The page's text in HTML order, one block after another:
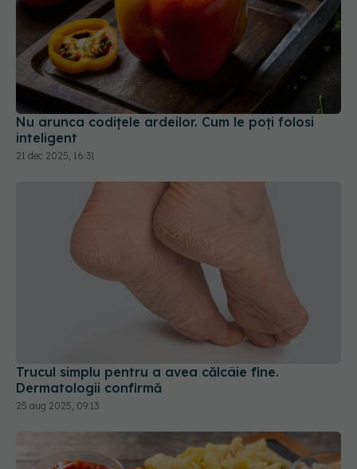
Nu arunca codițele ardeilor. Cum le poți folosi
inteligent
21 dec 2025, 16:31
Trucul simplu pentru a avea călcâie fine.
Dermatologii confirmă
25 aug 2025, 09:13